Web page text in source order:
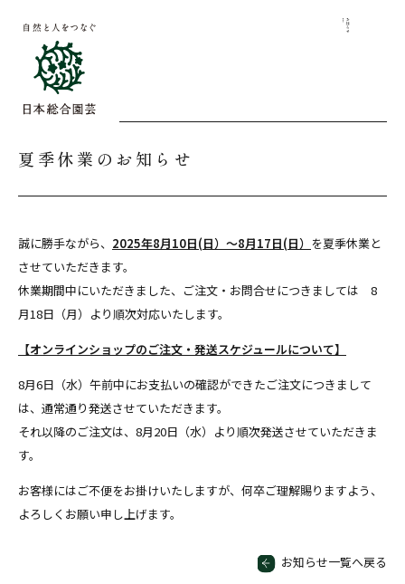
お知らせ
夏季休業のお知らせ
誠に勝手ながら、 2025年8月10日(日）～8月17日(日） を夏季休業と
させていただきます。
休業期間中にいただきました、ご注文・お問合せにつきましては 8
月18日（月）より順次対応いたします。
【オンラインショップのご注文・発送スケジュールについて】
8月6日（水）午前中にお支払いの確認ができたご注文につきまして
は、通常通り発送させていただきます。
それ以降のご注文は、8月20日（水）より順次発送させていただきま
す。
お客様にはご不便をお掛けいたしますが、何卒ご理解賜りますよう、
よろしくお願い申し上げます。
お知らせ一覧へ戻る